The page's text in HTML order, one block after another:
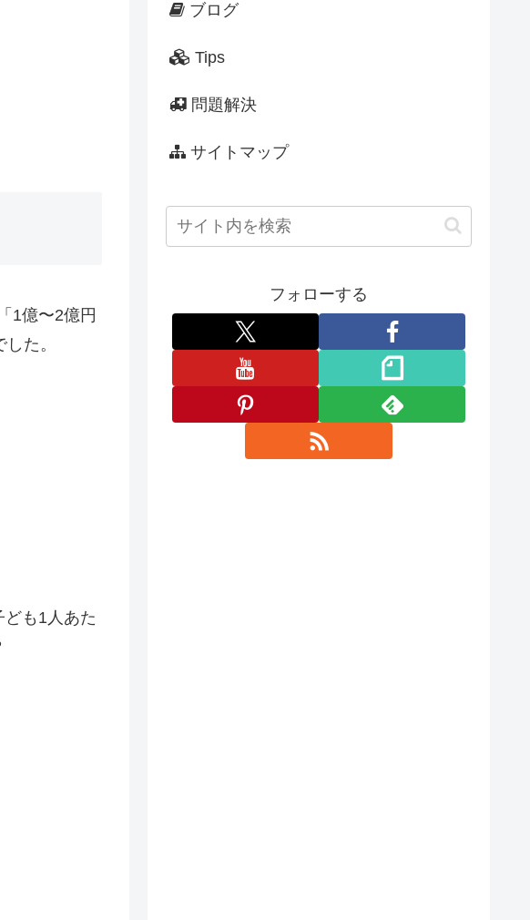
1億〜2億円
た。
も1人あた
ブログ
Tips
問題解決
サイトマップ
フォローする